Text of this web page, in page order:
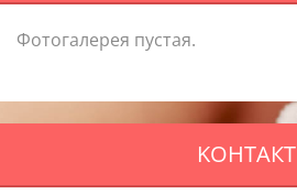
Фотогалерея пустая.
KOНТАКТ